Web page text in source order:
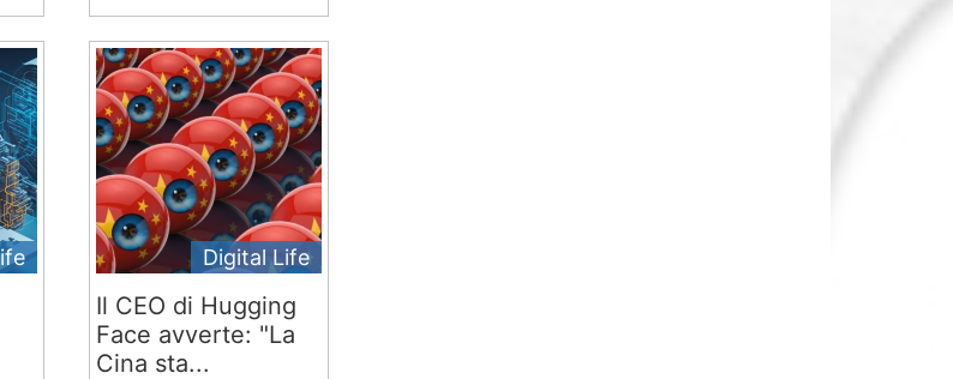
Digital Life
Il CEO di Hugging
Face avverte: "La
Cina sta...